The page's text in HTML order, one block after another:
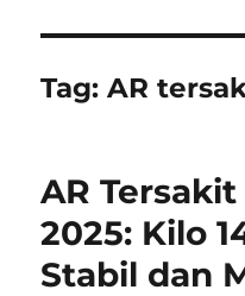
Defense
Ketagihan!
Tag:AR
AR
2025: Kilo
Stabil dan